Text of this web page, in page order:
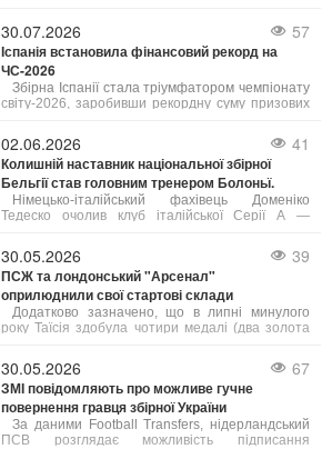
трансферу склала близько 28 мільйонів євро.
30.07.2026 57
Іспанія встановила фінансовий рекорд на
ЧС-2026
Збірна Іспанії стала тріумфатором чемпіонату
світу-2026, заробивши рекордну суму призових
перемогу та 1,5 млн компенсації за підготовку).
За даними FIFA, загальний призовий фонд
мундіалю сягнув безпрецедентних 727 млн
доларів.
02.06.2026 41
Колишній наставник національної збірної
Бельгії став головним тренером Болоньї.
Німецько-італійський фахівець Доменіко
Тедеско очолив клуб італійської Серії А —
Він підписав угоду, розраховану до 30 червня
2028 року, з опцією продовження ще на один
сезон.
30.05.2026 39
ПСЖ та лондонський "Арсенал"
оприлюднили свої стартові склади
Додатково зазначено, що в липні минулого
року Таїсія здобула чотири медалі (два золота
художньої гімнастики в румунському Клуж-
Напоці.
30.05.2026 67
ЗМІ повідомляють про можливе гучне
повернення гравця збірної України
За даними Football Transfers, нідерландський
ПСВ розглядає можливість підписання